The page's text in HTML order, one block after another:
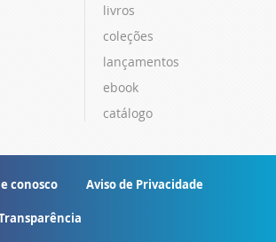
livros
coleções
lançamentos
ebook
catálogo
conosco Aviso de Privacidade